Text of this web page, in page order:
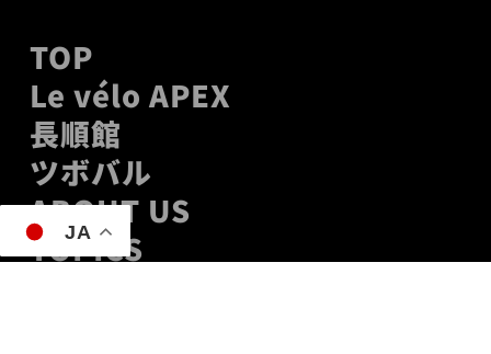
TOP
Le vélo APEX
長順館
ツボバル
ABOUT US
TOPICS
JA